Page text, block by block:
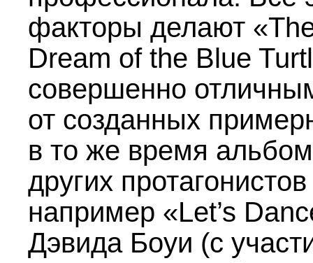
факторы делают
Dream of the Blue
совершенно
от созданных
в то же время
других
например «Let’s
Дэвида Боуи (с